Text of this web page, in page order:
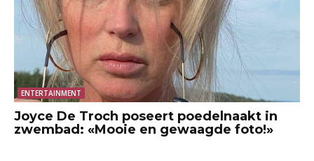
ENTERTAINMENT
Joyce De Troch poseert poedelnaakt in
zwembad: «Mooie en gewaagde foto!»